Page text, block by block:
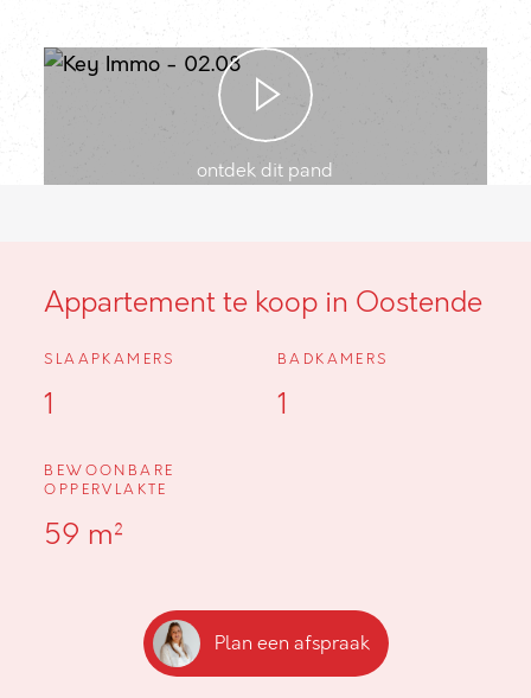
ontdek dit pand
Appartement te koop in Oostende
SLAAPKAMERS
1
BADKAMERS
1
BEWOONBARE
OPPERVLAKTE
59 m²
Plan een afspraak